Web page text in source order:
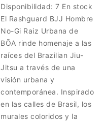
Disponibilidad: 7 En stock
El Rashguard BJJ Hombre
No-Gi Raiz Urbana de
BŌA rinde homenaje a las
raíces del Brazilian Jiu-
Jitsu a través de una
visión urbana y
contemporánea. Inspirado
en las calles de Brasil, los
murales coloridos y la